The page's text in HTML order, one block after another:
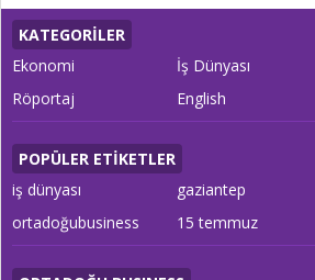
KATEGORİLER
Ekonomi
İş Dünyası
Röportaj
English
POPÜLER ETİKETLER
iş dünyası
gaziantep
ortadoğubusiness
15 temmuz